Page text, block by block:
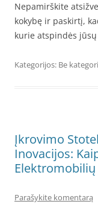
Nepamirškite
kokybę ir paskirtį,
kurie atspindės
Kategorijos: Be
Įkrovimo
Inovacijos:
Parašykite komentarą